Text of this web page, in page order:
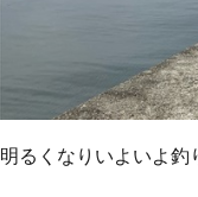
明るくなりいよいよ釣